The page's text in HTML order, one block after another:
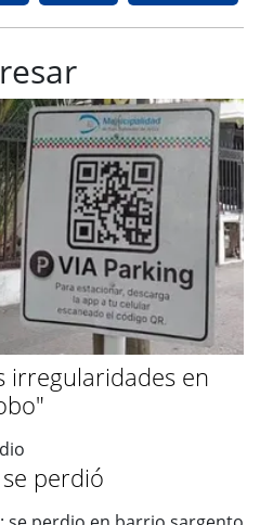
irregularidades en
perdió